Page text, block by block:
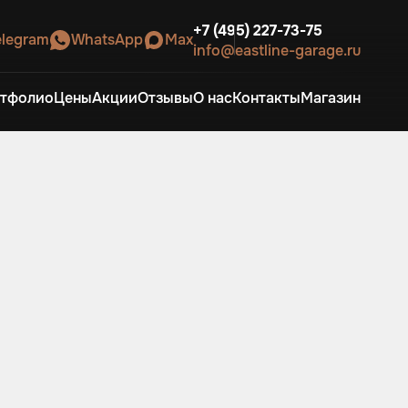
WhatsApp Max+7 (495) 227-73-75
info@eastline-garage.ru
ЦеныАкцииОтзывыО насКонтактыМагазин